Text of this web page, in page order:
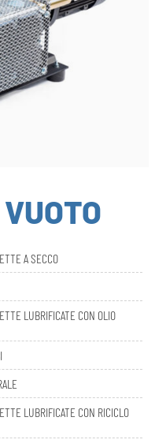
LUBRIFICATE CON OLIO
LUBRIFICATE CON RICICLO